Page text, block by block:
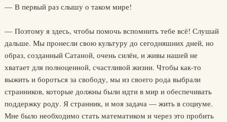
— В первый раз слышу о таком мире!
— Поэтому я здесь, чтобы помочь вспомнить тебе всё! Слушай
дальше. Мы пронесли свою культуру до сегодняшних дней, но
образ, созданный Сатаной, очень силён, и живы нашей не
хватает для полноценной, счастливой жизни. Чтобы как-то
выжить и бороться за свободу, мы из своего рода выбрали
странников, которые должны были идти в мир и обеспечивать
поддержку роду. Я странник, и моя задача — жить в социуме.
Мне было необходимо стать математиком и через это пробить